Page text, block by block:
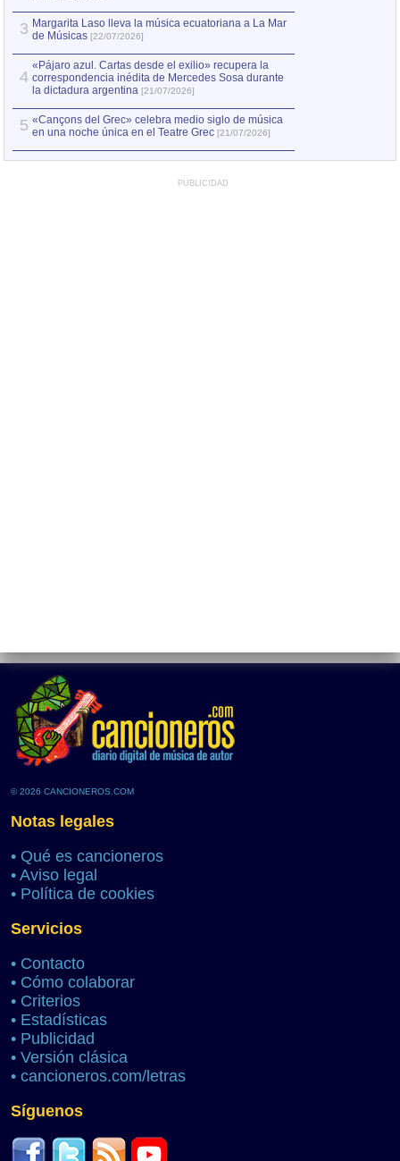
3 Margarita Laso lleva la música ecuatoriana a La Mar
de Músicas [22/07/2026]
4
«Pájaro azul. Cartas desde el exilio» recupera la
correspondencia inédita de Mercedes Sosa durante
la dictadura argentina [21/07/2026]
5 «Cançons del Grec» celebra medio siglo de música
en una noche única en el Teatre Grec [21/07/2026]
PUBLICIDAD
© 2026 CANCIONEROS.COM
Notas legales
• Qué es cancioneros
• Aviso legal
• Política de cookies
Servicios
• Contacto
• Cómo colaborar
• Criterios
• Estadísticas
• Publicidad
• Versión clásica
• cancioneros.com/letras
Síguenos